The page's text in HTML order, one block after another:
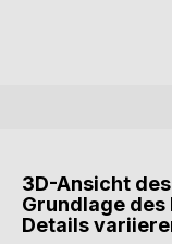
3D-Ansicht
Grundlage des
Details